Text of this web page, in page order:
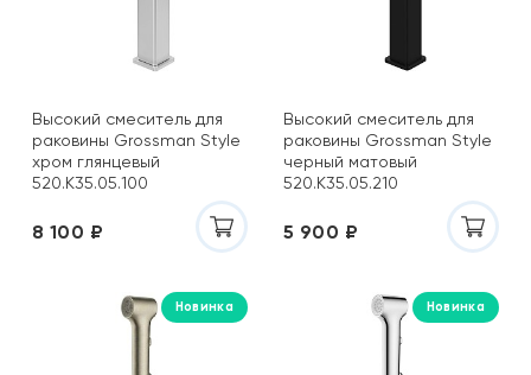
Высокий смеситель для
раковины Grossman Style
хром глянцевый
520.K35.05.100
8 100 ₽
Высокий смеситель для
раковины Grossman Style
черный матовый
520.K35.05.210
5 900 ₽
Новинка Новинка